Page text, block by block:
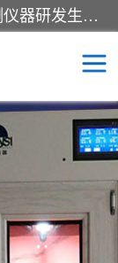
湖南兰思仪器有限公司是一家从事检测仪器研发生产销售和维修保养服务的综合型企业，产品符合国际标准可按需定制专业售前售后工程师，主要有门窗性能体验箱、门窗隔音展示箱、恒温恒湿试验箱、步入式恒温恒湿房、高低温试验箱、老化试验箱、老化试验房、恒温恒湿培养箱、水泥标准养护试验箱、电热鼓风干燥试验箱、真空干燥箱、工业烤箱、盐雾腐蚀试验箱等。
验箱